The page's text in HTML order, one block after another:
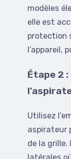
modèles
elle est
protection
l’appareil,
Étape 2
Utilisez
aspirateur
de la